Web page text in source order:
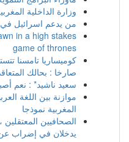
وزارة الداخلية
من يدعم اسرائيل في
in a high stakes
game of thrones
كوميساريا تامسنا
صارخا : بحالك
سعيد ناشيد* : نعم
موازنة بين اللغة
المغربية نموذجا
الصحافيين المعتقلين
يدخلان في إضراب عن